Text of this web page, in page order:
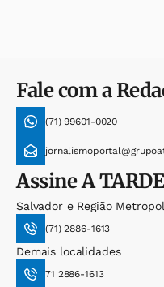
Fale com a
(71) 99601-0020
AssineA
Salvador e Região
(71) 2886-1613
Demais localidades
71 2886-1613